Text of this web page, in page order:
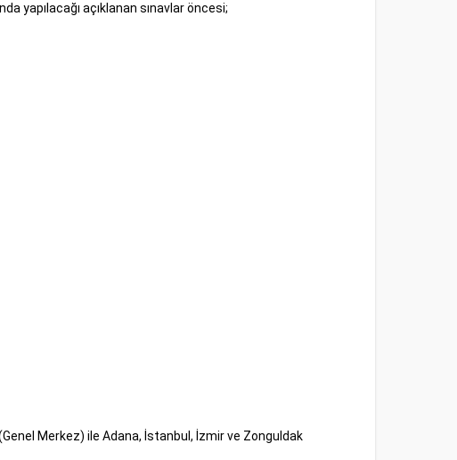
yapılacağı açıklanan sınavlar öncesi;
Merkez) ile Adana, İstanbul, İzmir ve Zonguldak